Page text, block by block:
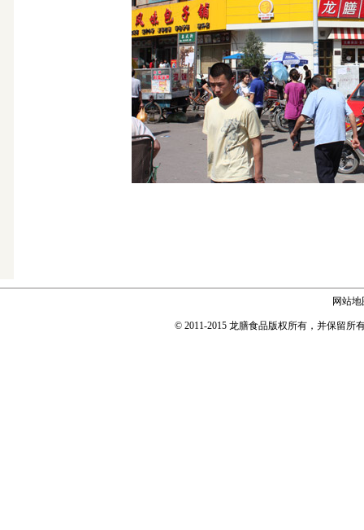
网站地
© 2011-2015 龙膳食品版权所有，并保留所